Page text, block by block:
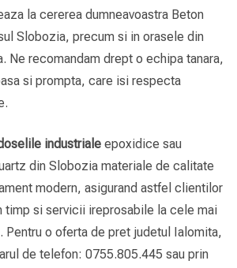
la cererea dumneavoastra Beton
Slobozia, precum si in orasele din
Ne recomandam drept o echipa tanara,
si prompta, care isi respecta
industriale epoxidice sau
din Slobozia materiale de calitate
modern, asigurand astfel clientilor
timp si servicii ireprosabile la cele mai
Pentru o oferta de pret judetul Ialomita,
de telefon: 0755.805.445 sau prin